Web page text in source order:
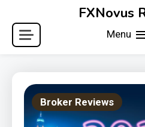
content
FXNovus
Menu
Broker Reviews